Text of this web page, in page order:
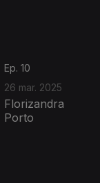
Ep. 10
26 mar. 2025
Florizandra
Porto